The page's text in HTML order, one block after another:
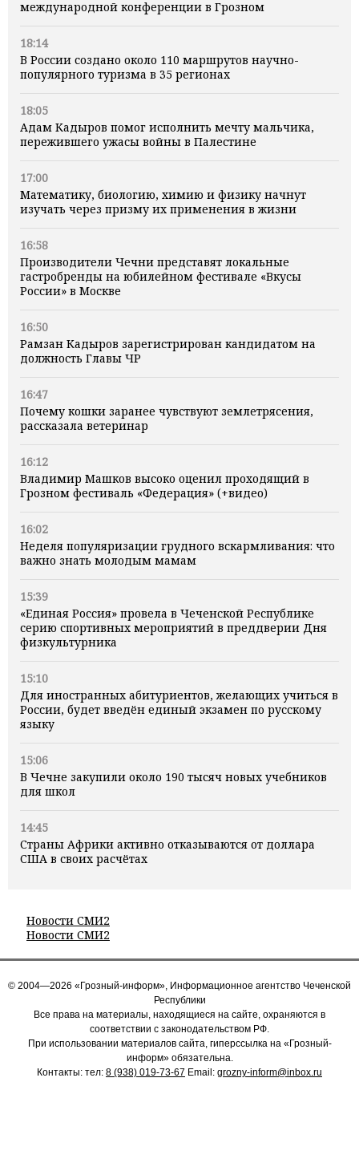
международной конференции в Грозном
18:14
В России создано около 110 маршрутов научно-
популярного туризма в 35 регионах
18:05
Адам Кадыров помог исполнить мечту мальчика,
пережившего ужасы войны в Палестине
17:00
Математику, биологию, химию и физику начнут
изучать через призму их применения в жизни
16:58
Производители Чечни представят локальные
гастробренды на юбилейном фестивале «Вкусы
России» в Москве
16:50
Рамзан Кадыров зарегистрирован кандидатом на
должность Главы ЧР
16:47
Почему кошки заранее чувствуют землетрясения,
рассказала ветеринар
16:12
Владимир Машков высоко оценил проходящий в
Грозном фестиваль «Федерация» (+видео)
16:02
Неделя популяризации грудного вскармливания: что
важно знать молодым мамам
15:39
«Единая Россия» провела в Чеченской Республике
серию спортивных мероприятий в преддверии Дня
физкультурника
15:10
Для иностранных абитуриентов, желающих учиться в
России, будет введён единый экзамен по русскому
языку
15:06
В Чечне закупили около 190 тысяч новых учебников
для школ
14:45
Страны Африки активно отказываются от доллара
США в своих расчётах
Новости СМИ2
Новости СМИ2
© 2004—2026 «Грозный-информ», Информационное агентство Чеченской
Республики
Все права на материалы, находящиеся на сайте, охраняются в
соответствии с законодательством РФ.
При использовании материалов сайта, гиперссылка на «Грозный-
информ» обязательна.
Контакты: тел: 8 (938) 019-73-67 Email: grozny-inform@inbox.ru